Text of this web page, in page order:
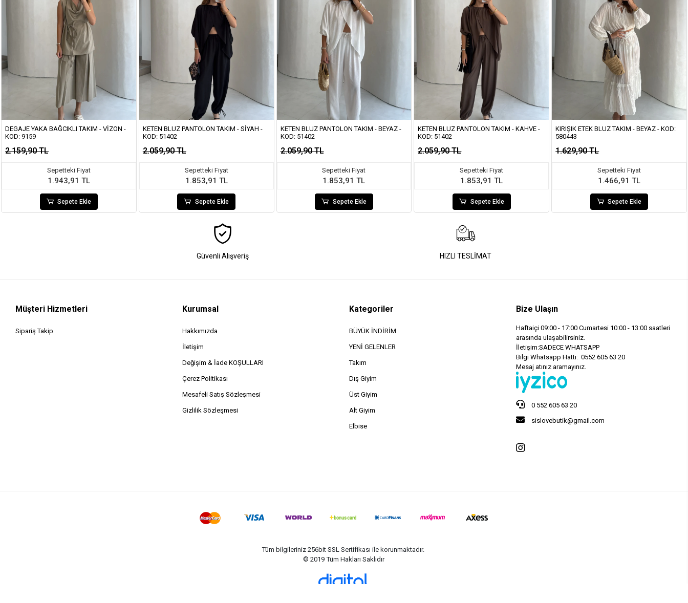
DEGAJE YAKA BAĞCIKLI TAKIM - VIZON -
KOD: 9159
2.159,90 TL
Sepetteki Fiyat
1.943,91 TL
Sepete Ekle
KETEN BLUZ PANTOLON TAKIM - SIYAH -
KOD: 51402
2.059,90 TL
Sepetteki Fiyat
1.853,91 TL
Sepete Ekle
KETEN BLUZ PANTOLON TAKIM - BEYAZ -
KOD: 51402
2.059,90 TL
Sepetteki Fiyat
1.853,91 TL
Sepete Ekle
KETEN BLUZ PANTOLON TAKIM - KAHVE -
KOD: 51402
2.059,90 TL
Sepetteki Fiyat
1.853,91 TL
Sepete Ekle
KIRIŞIK ETEK BLUZ TAKIM - BEYAZ - KOD:
580443
1.629,90 TL
Sepetteki Fiyat
1.466,91 TL
Sepete Ekle
Güvenli Alışveriş HIZLI TESLİMAT
Müşteri Hizmetleri
Sipariş Takip
Kurumsal
Hakkımızda
İletişim
Değişim & İade KOŞULLARI
Çerez Politikası
Mesafeli Satış Sözleşmesi
Gizlilik Sözleşmesi
Kategoriler
BÜYÜK İNDİRİM
YENİ GELENLER
Takım
Dış Giyim
Üst Giyim
Alt Giyim
Elbise
Bize Ulaşın
Haftaiçi 09:00 - 17:00 Cumartesi 10:00 - 13:00 saatleri
arasında ulaşabilirsiniz.
İletişim:SADECE WHATSAPP
Bilgi Whatsapp Hattı: 0552 605 63 20
Mesaj atınız aramayınız.
0 552 605 63 20
sislovebutik@gmail.com
Tüm bilgileriniz 256bit SSL Sertifikası ile korunmaktadır.
© 2019Tüm Hakları Saklıdır